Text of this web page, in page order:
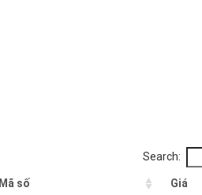
Search:
Mã số Giá